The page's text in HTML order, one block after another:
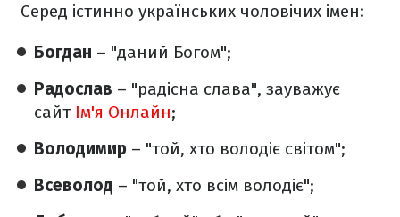
Серед істинно українських чоловічих імен:
Богдан – "даний Богом";
Радослав – "радісна слава", зауважує
сайт Ім'я Онлайн;
Володимир – "той, хто володіє світом";
Всеволод – "той, хто всім володіє";